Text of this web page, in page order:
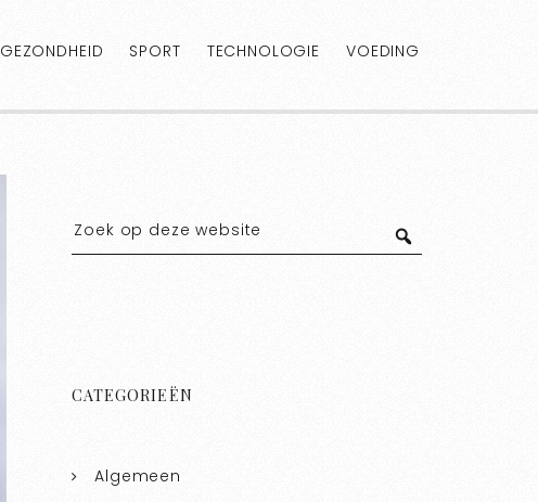
GEZONDHEID SPORT TECHNOLOGIE VOEDING
CATEGORIEËN
Algemeen